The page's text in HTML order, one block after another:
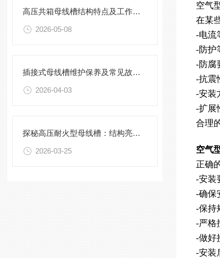
高压共箱母线槽结构特点及工作原理
2026-05-08
插接式母线槽维护保养及常见故障处理指南
2026-04-03
探秘高压耐火型母线槽：结构亮点与实用效能
2026-03-25
空气
在某
-电流
-防护
-防腐
-抗震
-安装
-扩展
合理
空气
正确
-安装
-确保
-保持
-严格
-做好
-安装